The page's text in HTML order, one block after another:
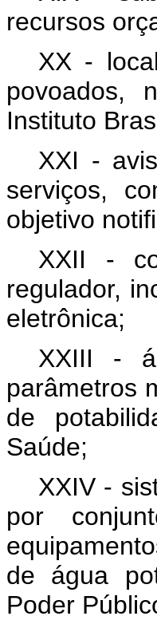
recursos
XX -
povoados,
Instituto
XXI -
serviços,
objetivo
XXII -
regulador,
eletrônica;
XXIII -
parâmetros
de
Saúde;
XXIV -
por
de água
Poder